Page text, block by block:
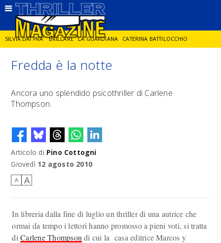
SILVIA DAI PRA' BRILLARE LA GUARDIANA CATERINA BATTILOCCHIO
JORGE DIAZ LA SPIA DELITTO IN CORNICE
DIEGO ZANDEL
Fredda è la notte
Ancora uno splendido psicothriller di Carlene
Thompson.
Articolo di Pino Cottogni
Giovedì 12 agosto 2010
A A
In libreria dalla fine di luglio un thriller di una autrice che
ormai da tempo i lettori hanno promosso a pieni voti, si tratta
diCarlene Thompson di cui la casa editrice Marcos y